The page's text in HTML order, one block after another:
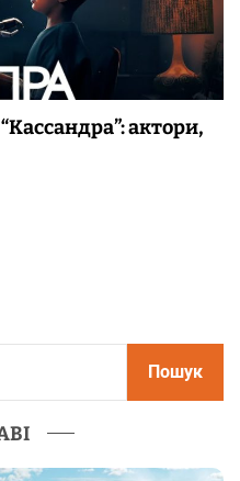
актори,
Пошук